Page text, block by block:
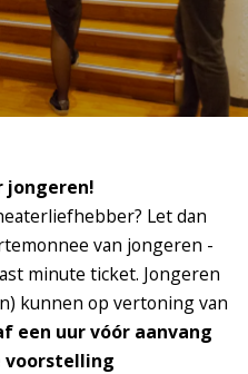
jongeren!
Let dan
van jongeren -
minute ticket. Jongeren
kunnen op vertoning van
een uur vóór aanvang
voorstelling